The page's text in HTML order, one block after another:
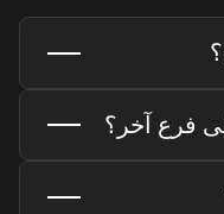
الخاصة
للحصول على
فرع آخر؟
يمكن للأعضاء